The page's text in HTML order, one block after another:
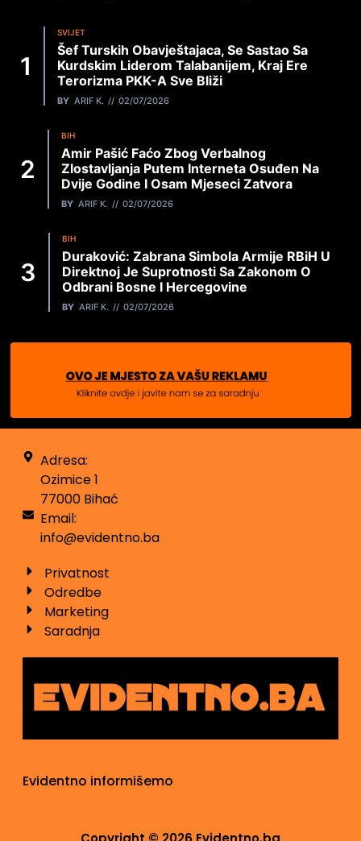
SVIJET
Šef Turskih Obavještajaca, Se Sastao Sa
Kurdskim Liderom Talabanijem, Kraj Ere
Terorizma PKK-A Sve Bliži
BY ARIF K. 02/07/2026
BIH
Amir Pašić Faćo Zbog Verbalnog
Zlostavljanja Putem Interneta Osuđen Na
Dvije Godine I Osam Mjeseci Zatvora
BY ARIF K. 02/07/2026
BIH
Duraković: Zabrana Simbola Armije RBiH U
Direktnoj Je Suprotnosti Sa Zakonom O
Odbrani Bosne I Hercegovine
BY ARIF K. 02/07/2026
Adresa:
Ozimice 1
77000 Bihać
Email:
info@evidentno.ba
Privatnost
Odredbe
Marketing
Saradnja
Evidentno informišemo